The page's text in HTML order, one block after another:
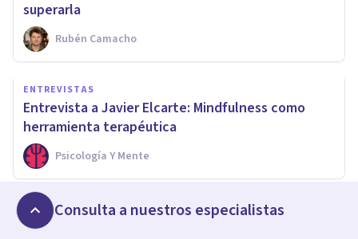
superarla
Rubén Camacho
ENTREVISTAS
Entrevista a Javier Elcarte: Mindfulness como
herramienta terapéutica
Psicología Y Mente
PERSONALIDAD
Personas con autoestima alta: 8 características
Consulta a nuestros especialistas